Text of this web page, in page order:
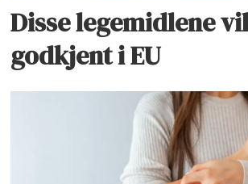
Disse legemidlene
godkjent i EU